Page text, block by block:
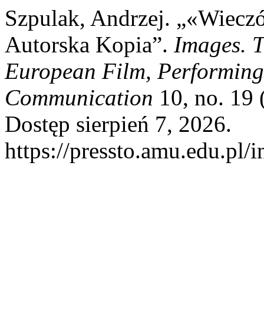
Szpulak, Andrzej.
Autorska Kopia”. Images.
European Film,
Communication 10, no. 19
Dostęp sierpień 7, 2026.
https://